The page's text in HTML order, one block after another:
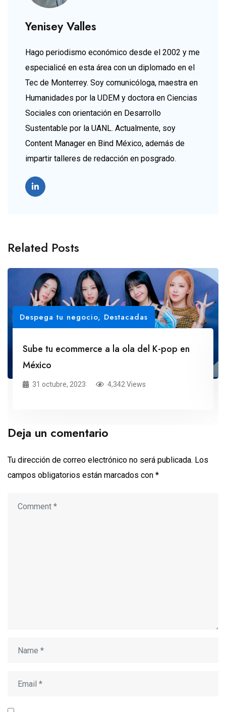
Yenisey Valles
Hago periodismo económico desde el 2002 y me
especialicé en esta área con un diplomado en el
Tec de Monterrey. Soy comunicóloga, maestra en
Humanidades por la UDEM y doctora en Ciencias
Sociales con orientación en Desarrollo
Sustentable por la UANL. Actualmente, soy
Content Manager en Bind México, además de
impartir talleres de redacción en posgrado.
Related Posts
Despega tu negocio, Destacadas
Sube tu ecommerce a la ola del K-pop en
México
31 octubre, 2023 4,342 Views
Deja un comentario
Tu dirección de correo electrónico no será publicada. Los
campos obligatorios están marcados con *